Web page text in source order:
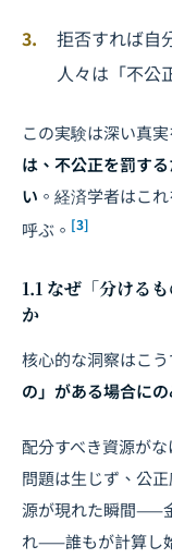
拒否すれば自
人々は「不公
この実験は深い真
は、不公正を罰す
い 。経済学者はこ
呼ぶ。 [3]
1.1 なぜ「分ける
か
核心的な洞察はこう
の」がある場合にの
配分すべき資源が
問題は生じず、公
源が現れた瞬間——
れ——誰もが計算し